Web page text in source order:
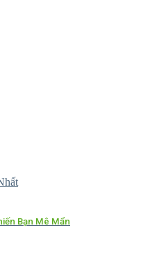
Bạn Mê Mẩn